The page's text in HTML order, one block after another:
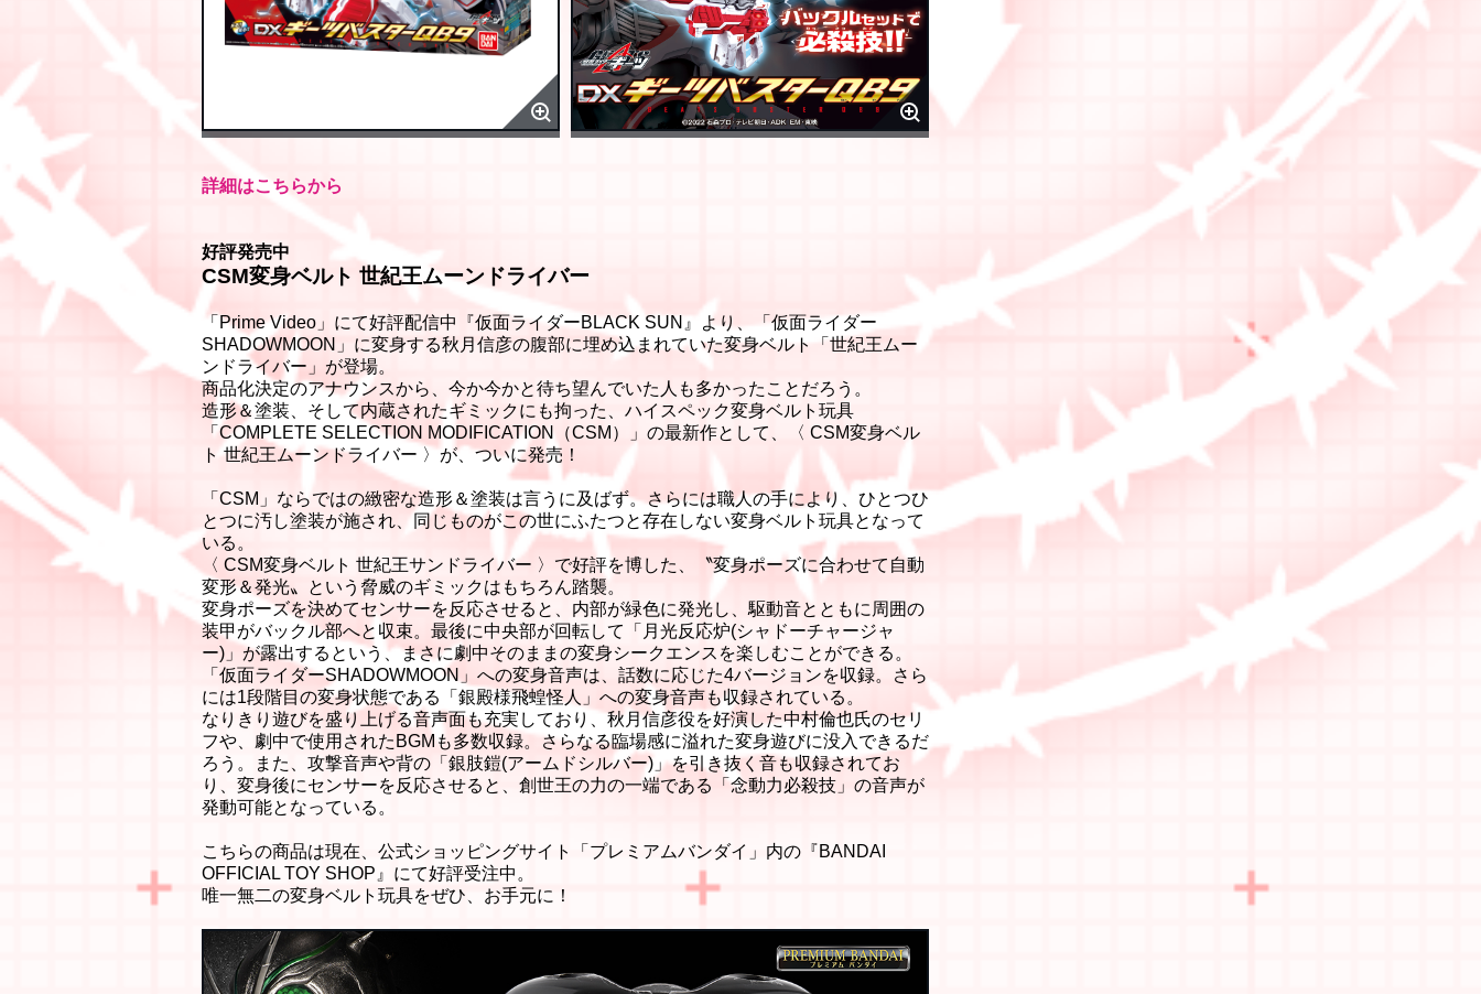
詳細はこちらから
好評発売中
CSM変身ベルト 世紀王ムーンドライバー
「Prime Video」にて好評配信中『仮面ライダーBLACK SUN』より、「仮面ライダー
SHADOWMOON」に変身する秋月信彦の腹部に埋め込まれていた変身ベルト「世紀王ムー
ンドライバー」が登場。
商品化決定のアナウンスから、今か今かと待ち望んでいた人も多かったことだろう。
造形＆塗装、そして内蔵されたギミックにも拘った、ハイスペック変身ベルト玩具
「COMPLETE SELECTION MODIFICATION（CSM）」の最新作として、〈 CSM変身ベル
ト 世紀王ムーンドライバー 〉が、ついに発売！
「CSM」ならではの緻密な造形＆塗装は言うに及ばず。さらには職人の手により、ひとつひ
とつに汚し塗装が施され、同じものがこの世にふたつと存在しない変身ベルト玩具となって
いる。
〈 CSM変身ベルト 世紀王サンドライバー 〉で好評を博した、〝変身ポーズに合わせて自動
変形＆発光〟という脅威のギミックはもちろん踏襲。
変身ポーズを決めてセンサーを反応させると、内部が緑色に発光し、駆動音とともに周囲の
装甲がバックル部へと収束。最後に中央部が回転して「月光反応炉(シャドーチャージャ
ー)」が露出するという、まさに劇中そのままの変身シークエンスを楽しむことができる。
「仮面ライダーSHADOWMOON」への変身音声は、話数に応じた4バージョンを収録。さら
には1段階目の変身状態である「銀殿様飛蝗怪人」への変身音声も収録されている。
なりきり遊びを盛り上げる音声面も充実しており、秋月信彦役を好演した中村倫也氏のセリ
フや、劇中で使用されたBGMも多数収録。さらなる臨場感に溢れた変身遊びに没入できるだ
ろう。また、攻撃音声や背の「銀肢鎧(アームドシルバー)」を引き抜く音も収録されてお
り、変身後にセンサーを反応させると、創世王の力の一端である「念動力必殺技」の音声が
発動可能となっている。
こちらの商品は現在、公式ショッピングサイト「プレミアムバンダイ」内の『BANDAI
OFFICIAL TOY SHOP』にて好評受注中。
唯一無二の変身ベルト玩具をぜひ、お手元に！